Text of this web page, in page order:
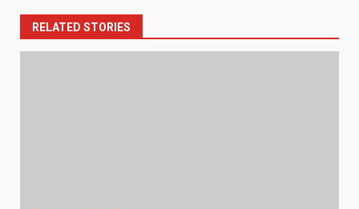
RELATED STORIES